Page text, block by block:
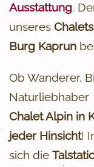
Ausstattung.
unseres Chalets
Burg Kaprun
Ob Wanderer,
Chalet Alpin in
jeder Hinsicht!
sich die